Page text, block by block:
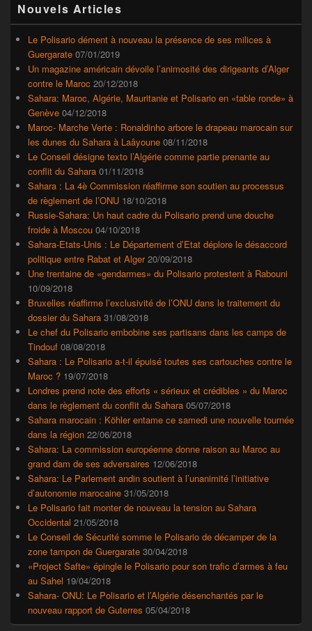
principale
de
widget
barre
latérale
Nouvels Articles
Le Polisario dément à nouveau la présence de ses milices à
Guergarate 07/01/2019
Un magazine américain dévoile l’animosité des dirigeants d’Alger
contre le Maroc 20/12/2018
Sahara: Maroc, Algérie, Mauritanie et Polisario en «table ronde» à
Genève 04/12/2018
Maroc- Marche Verte : Ronaldinho arbore le drapeau marocain sur
les dunes du Sahara à Laâyoune 08/11/2018
Le Conseil désigne texto l’Algérie comme partie prenante au
conflit du Sahara 01/11/2018
Sahara : La 4è Commission réaffirme son soutien au processus
de règlement de l’ONU 18/10/2018
Russie-Sahara: Un haut cadre du Polisario prend une douche
froide à Moscou 04/10/2018
Sahara-Etats-Unis : Le Département d’Etat déplore le désaccord
politique entre Rabat et Alger 20/09/2018
Une trentaine de «gendarmes» du Polisario protestent à Rabouni
10/09/2018
Bruxelles réaffirme l’exclusivité de l’ONU dans le traitement du
dossier du Sahara 31/08/2018
Le chef du Polisario embobine ses partisans dans les camps de
Tindouf 08/08/2018
Sahara : Le Polisario a-t-il épuisé toutes ses cartouches contre le
Maroc ? 19/07/2018
Londres prend note des efforts « sérieux et crédibles » du Maroc
dans le règlement du conflit du Sahara 05/07/2018
Sahara marocain : Köhler entame ce samedi une nouvelle tournée
dans la région 22/06/2018
Sahara: La commission européenne donne raison au Maroc au
grand dam de ses adversaires 12/06/2018
Sahara: Le Parlement andin soutient à l’unanimité l’initiative
d’autonomie marocaine 31/05/2018
Le Polisario fait monter de nouveau la tension au Sahara
Occidental 21/05/2018
Le Conseil de Sécurité somme le Polisario de décamper de la
zone tampon de Guergarate 30/04/2018
«Project Safte» épingle le Polisario pour son trafic d’armes à feu
au Sahel 19/04/2018
Sahara- ONU: Le Polisario et l’Algérie désenchantés par le
nouveau rapport de Guterres 05/04/2018